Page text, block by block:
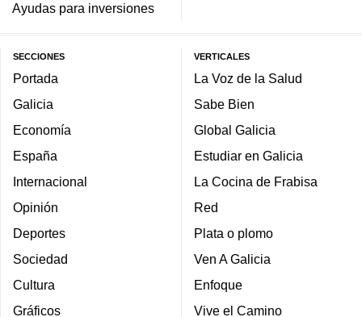
Ayudas para inversiones
SECCIONES
Portada
Galicia
Economía
España
Internacional
Opinión
Deportes
Sociedad
Cultura
Gráficos
VERTICALES
La Voz de la Salud
Sabe Bien
Global Galicia
Estudiar en Galicia
La Cocina de Frabisa
Red
Plata o plomo
Ven A Galicia
Enfoque
Vive el Camino